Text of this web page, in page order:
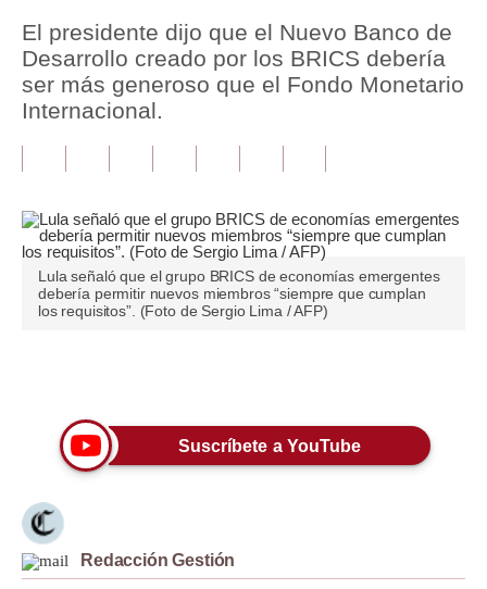
Política
Tu Dinero
Finanzas Personales
Plus G
Opinión
Editorial
Tendencias
Viajes
Moda
El presidente dijo que el Nuevo Banco de
Desarrollo creado por los BRICS debería
ser más generoso que el Fondo Monetario
Internacional.
Lula señaló que el grupo BRICS de economías emergentes
debería permitir nuevos miembros “siempre que cumplan
los requisitos”. (Foto de Sergio Lima / AFP)
Suscríbete a YouTube
Redacción Gestión